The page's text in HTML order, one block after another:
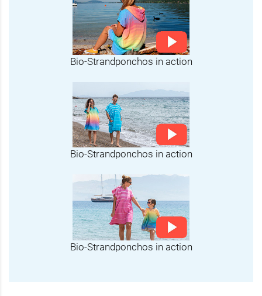
Bio-Strandponchos in action
Bio-Strandponchos in action
Bio-Strandponchos in action